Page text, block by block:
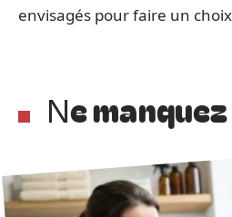
envisagés pour faire un
Ne